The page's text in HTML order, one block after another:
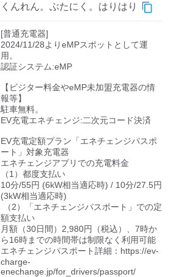
検索する
くんれん。ぶたにく。はりはり
[普通充電器]
2024/11/28よりeMPスポットとして運
用。
認証システム:eMP
【ビジター料金やeMP未加盟充電器の情
報等】
駐車無料。
EV充電エネチェンジ:二次元コード決済
EV充電定額プラン「エネチェンジパスポ
ート」対象充電器
エネチェンジアプリでの充電料金
（1）都度支払い
10分/55円 (6kW相当適応時) / 10分/27.5円
(3kW相当適応時)
額支払い
月額（30日間）2,980円（税込）、7時か
ら16時までの時間帯は制限なく利用可能
エネチェンジパスポート詳細：https://ev-
charge-
enechange.jp/for_drivers/passport/